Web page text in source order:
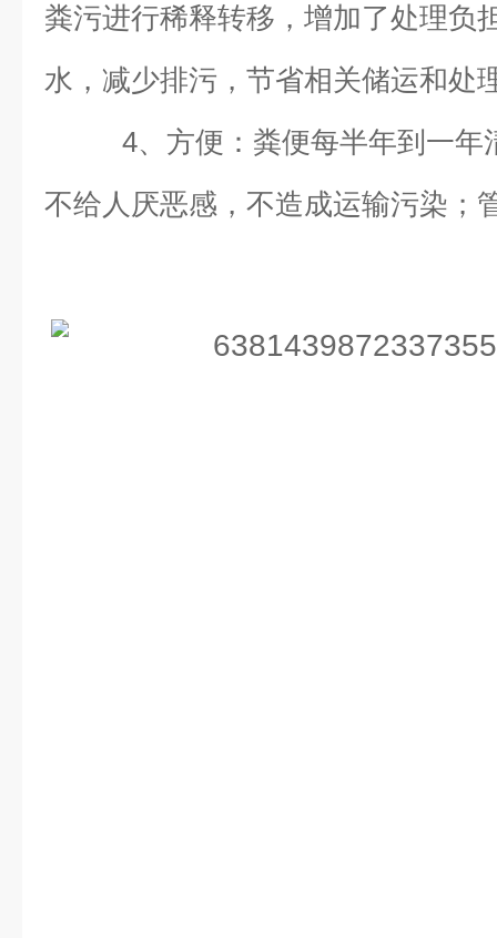
粪污进行稀释转移，增加了处理负
水，减少排污，节省相关储运和处
4、方便：粪便每半年到一年
不给人厌恶感，不造成运输污染；